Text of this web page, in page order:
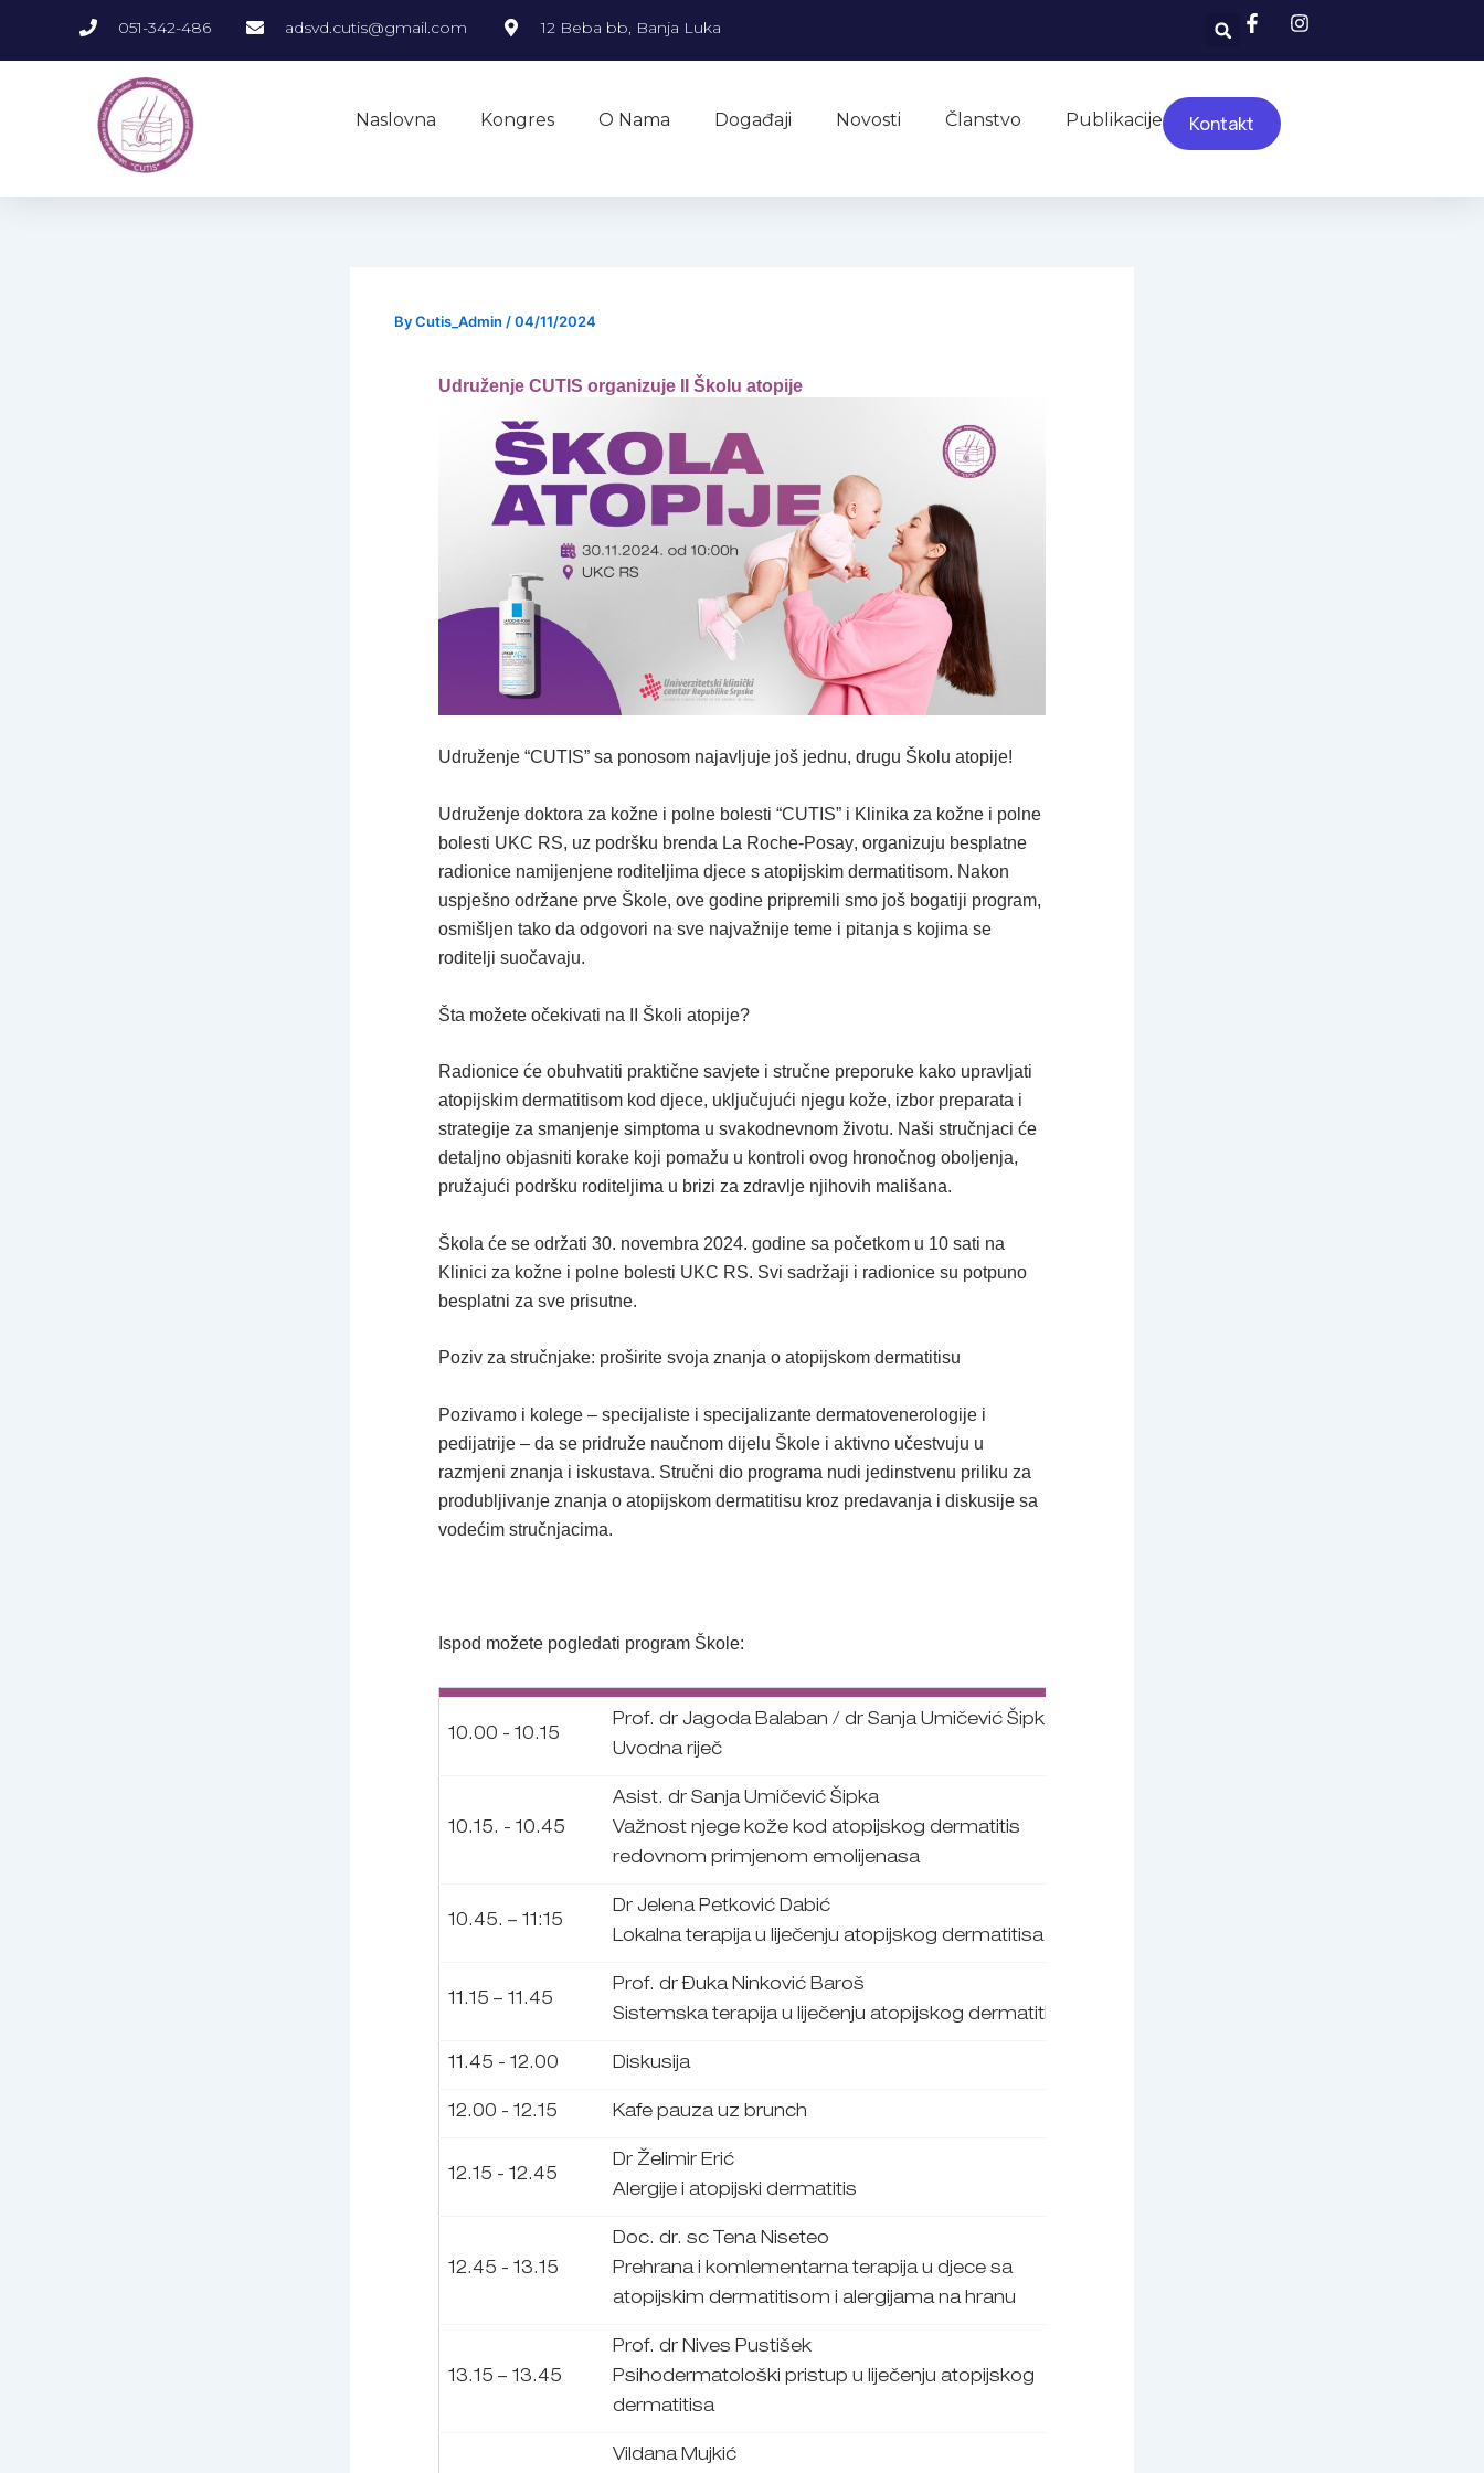
051-342-486 adsvd.cutis@gmail.com 12 Beba bb, Banja Luka Search
Naslovna Kongres O Nama Događaji Novosti Članstvo Publikacije Kontakt
ByCutis_Admin /04/11/2024
Udruženje CUTIS organizuje II Školu atopije
Udruženje “CUTIS” sa ponosom najavljuje još jednu, drugu Školu atopije!
Udruženje doktora za kožne i polne bolesti “CUTIS” i Klinika za kožne i polne
bolesti UKC RS, uz podršku brenda La Roche-Posay, organizuju besplatne
radionice namijenjene roditeljima djece s atopijskim dermatitisom. Nakon
uspješno održane prve Škole, ove godine pripremili smo još bogatiji program,
osmišljen tako da odgovori na sve najvažnije teme i pitanja s kojima se
roditelji suočavaju.
Šta možete očekivati na II Školi atopije?
Radionice će obuhvatiti praktične savjete i stručne preporuke kako upravljati
atopijskim dermatitisom kod djece, uključujući njegu kože, izbor preparata i
strategije za smanjenje simptoma u svakodnevnom životu. Naši stručnjaci će
detaljno objasniti korake koji pomažu u kontroli ovog hronočnog oboljenja,
pružajući podršku roditeljima u brizi za zdravlje njihovih mališana.
Škola će se održati 30. novembra 2024. godine sa početkom u 10 sati na
Klinici za kožne i polne bolesti UKC RS. Svi sadržaji i radionice su potpuno
besplatni za sve prisutne.
Poziv za stručnjake: proširite svoja znanja o atopijskom dermatitisu
Pozivamo i kolege – specijaliste i specijalizante dermatovenerologije i
pedijatrije – da se pridruže naučnom dijelu Škole i aktivno učestvuju u
razmjeni znanja i iskustava. Stručni dio programa nudi jedinstvenu priliku za
produbljivanje znanja o atopijskom dermatitisu kroz predavanja i diskusije sa
vodećim stručnjacima.
Ispod možete pogledati program Škole:
10.00 - 10.15
Prof. dr Jagoda Balaban / dr Sanja Umičević Šipka
Uvodna riječ
10.15. - 10.45
Asist. dr Sanja Umičević Šipka
Važnost njege kože kod atopijskog dermatitis
redovnom primjenom emolijenasa
10.45. – 11:15
Dr Jelena Petković Dabić
Lokalna terapija u liječenju atopijskog dermatitisa
11.15 – 11.45
Prof. dr Đuka Ninković Baroš
Sistemska terapija u liječenju atopijskog dermatitisa
11.45 - 12.00 Diskusija
12.00 - 12.15 Kafe pauza uz brunch
12.15 - 12.45
Dr Želimir Erić
Alergije i atopijski dermatitis
12.45 - 13.15
Doc. dr. sc Tena Niseteo
Prehrana i komlementarna terapija u djece sa
atopijskim dermatitisom i alergijama na hranu
13.15 – 13.45
Prof. dr Nives Pustišek
Psihodermatološki pristup u liječenju atopijskog
dermatitisa
Vildana Mujkić